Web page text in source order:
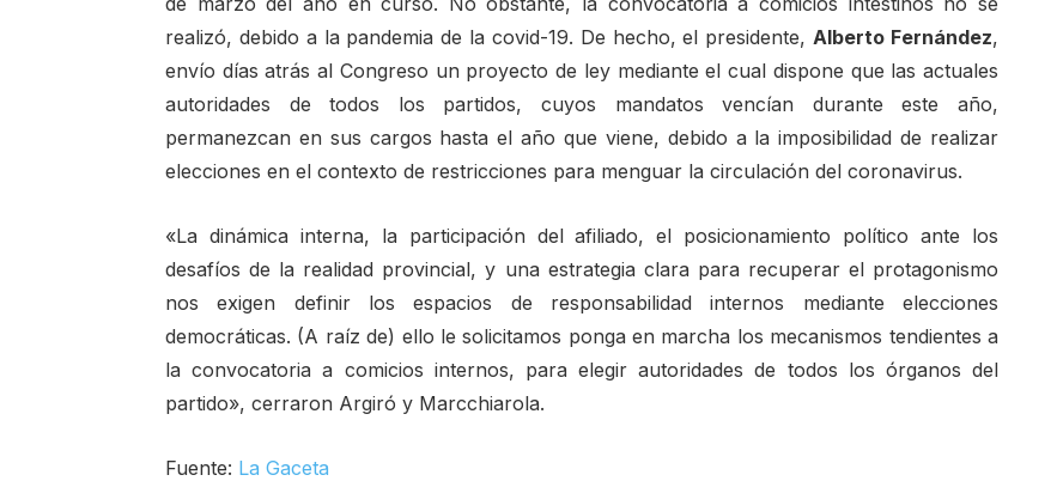
realizó, debido a la pandemia de la covid-19. De hecho, el presidente,Alberto Fernández,
envío días atrás al Congreso un proyecto de ley mediante el cual dispone que las actuales
autoridades de todos los partidos, cuyos mandatos vencían durante este año,
permanezcan en sus cargos hasta el año que viene, debido a la imposibilidad de realizar
elecciones en el contexto de restricciones para menguar la circulación del coronavirus.
«La dinámica interna, la participación del afiliado, el posicionamiento político ante los
desafíos de la realidad provincial, y una estrategia clara para recuperar el protagonismo
nos exigen definir los espacios de responsabilidad internos mediante elecciones
democráticas. (A raíz de) ello le solicitamos ponga en marcha los mecanismos tendientes a
la convocatoria a comicios internos, para elegir autoridades de todos los órganos del
partido», cerraron Argiró y Marcchiarola.
Fuente: La Gaceta